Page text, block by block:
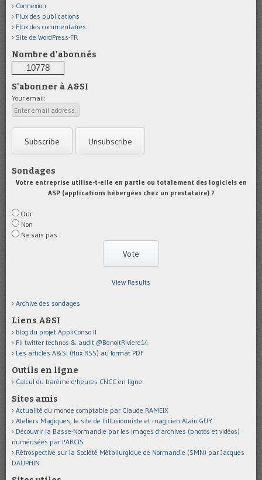
Connexion
Flux des publications
Flux des commentaires
Site de WordPress-FR
Nombre d'abonnés
10778
S'abonner à A&SI
Your email:
Sondages
Votre entreprise utilise-t-elle en partie ou totalement des logiciels en
ASP (applications hébergées chez un prestataire) ?
Oui
Non
Ne sais pas
View Results
Archive des sondages
Liens A&SI
Blog du projet AppliConso II
Fil twitter technos & audit @BenoitRiviere14
Les articles A&SI (flux RSS) au format PDF
Outils en ligne
Calcul du barème d'heures CNCC en ligne
Sites amis
Actualité du monde comptable par Claude RAMEIX
Ateliers Magiques, le site de l'illusionniste et magicien Alain GUY
Découvrir la Basse-Normandie par les images d'archives (photos et vidéos)
numérisées par l'ARCIS
Rétrospective sur la Société Métallurgique de Normandie (SMN) par Jacques
DAUPHIN